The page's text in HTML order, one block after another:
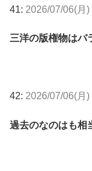
41: 2026/07/06(月
三洋の版権物はバ
42: 2026/07/06(月
過去のなのはも相